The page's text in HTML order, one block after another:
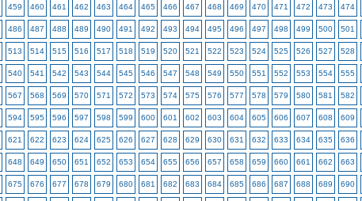
459 460 461 462 463 464 465 466 467 468 469 470 471 472 473 474
486 487 488 489 490 491 492 493 494 495 496 497 498 499 500 501
513 514 515 516 517 518 519 520 521 522 523 524 525 526 527 528
540 541 542 543 544 545 546 547 548 549 550 551 552 553 554 555
567 568 569 570 571 572 573 574 575 576 577 578 579 580 581 582
594 595 596 597 598 599 600 601 602 603 604 605 606 607 608 609
621 622 623 624 625 626 627 628 629 630 631 632 633 634 635 636
648 649 650 651 652 653 654 655 656 657 658 659 660 661 662 663
675 676 677 678 679 680 681 682 683 684 685 686 687 688 689 690